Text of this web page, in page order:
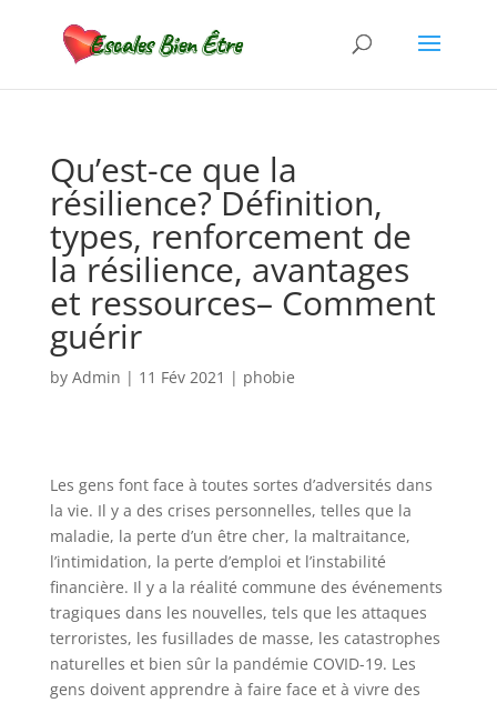
Qu’est-ce que la
résilience? Définition,
types, renforcement de
la résilience, avantages
et ressources– Comment
guérir
by Admin | 11 Fév 2021 | phobie
Les gens font face à toutes sortes d’adversités dans
la vie. Il y a des crises personnelles, telles que la
maladie, la perte d’un être cher, la maltraitance,
l’intimidation, la perte d’emploi et l’instabilité
financière. Il y a la réalité commune des événements
tragiques dans les nouvelles, tels que les attaques
terroristes, les fusillades de masse, les catastrophes
naturelles et bien sûr la pandémie COVID-19. Les
gens doivent apprendre à faire face et à vivre des